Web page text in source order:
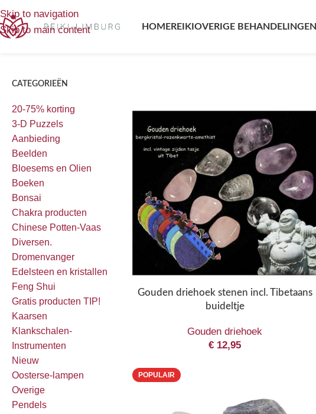
Skip to navigation
Skip to main content
HOMEREIKI OVERIGE BEHANDELINGEN
CATEGORIEËN
20-75% korting
3-D Puzzels
Aanbieding
Beelden
Bloesems en Olien
Boeken
Bonsai
Chakra producten
Chinese Potten-Vaas
Diversen.
Dromenvanger
Edelsteen en kristallen
Feng Shui
Gratis producten TIP!
Kaarsen
Klankschalen-
Instrumenten
Nieuw
Oosterse-lampen
Overige
Pendels
Gouden driehoek stenen incl. Tibetaans
buideltje
Gouden driehoek
€ 12,95
POPULAIR